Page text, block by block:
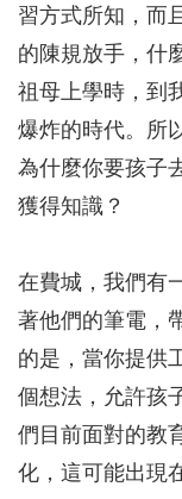
習方式所知，而
的陳規放手，什
祖母上學時，到
爆炸的時代。所
為什麼你要孩子
獲得知識？
在費城，我們有
著他們的筆電，
的是，當你提供
個想法，允許孩
們目前面對的教
化，這可能出現